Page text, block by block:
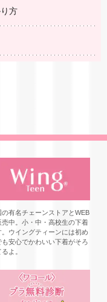
方
の有名チェーンストアとWEB
売中。小・中・高校生の下着
。ウイングティーンには初め
も安心でかわいい下着がそろ
よ。